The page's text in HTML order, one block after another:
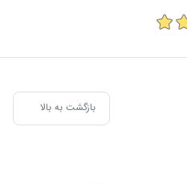
بازگشت به بالا